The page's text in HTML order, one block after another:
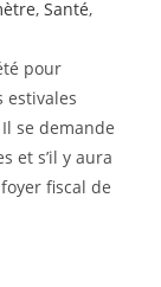
,Santé,
pour
estivales
se demande
et s’il y aura
fiscal de